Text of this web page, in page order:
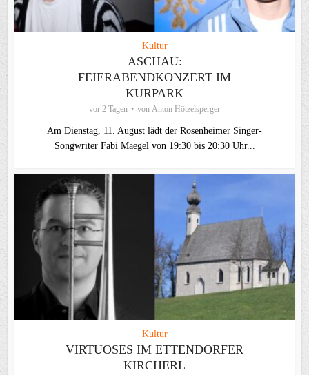
Kultur
ASCHAU:
FEIERABENDKONZERT IM
KURPARK
vor 2 Tagen von Anton Hötzelsperger
Am Dienstag, 11. August lädt der Rosenheimer Singer-
Songwriter Fabi Maegel von 19:30 bis 20:30 Uhr...
Kultur
VIRTUOSES IM ETTENDORFER
KIRCHERL